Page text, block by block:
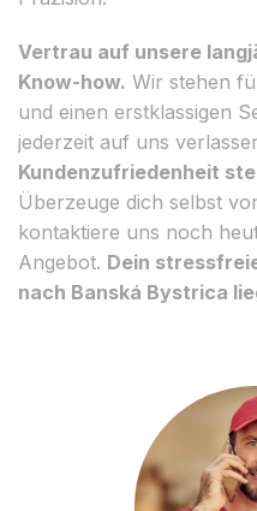
Vertrau auf unsere
Know-how. Wir stehen
und einen erstklassigen
jederzeit auf uns
Kundenzufriedenheit
Überzeuge dich selbst
kontaktiere uns noch
Angebot. Dein
nach Banská Bystrica